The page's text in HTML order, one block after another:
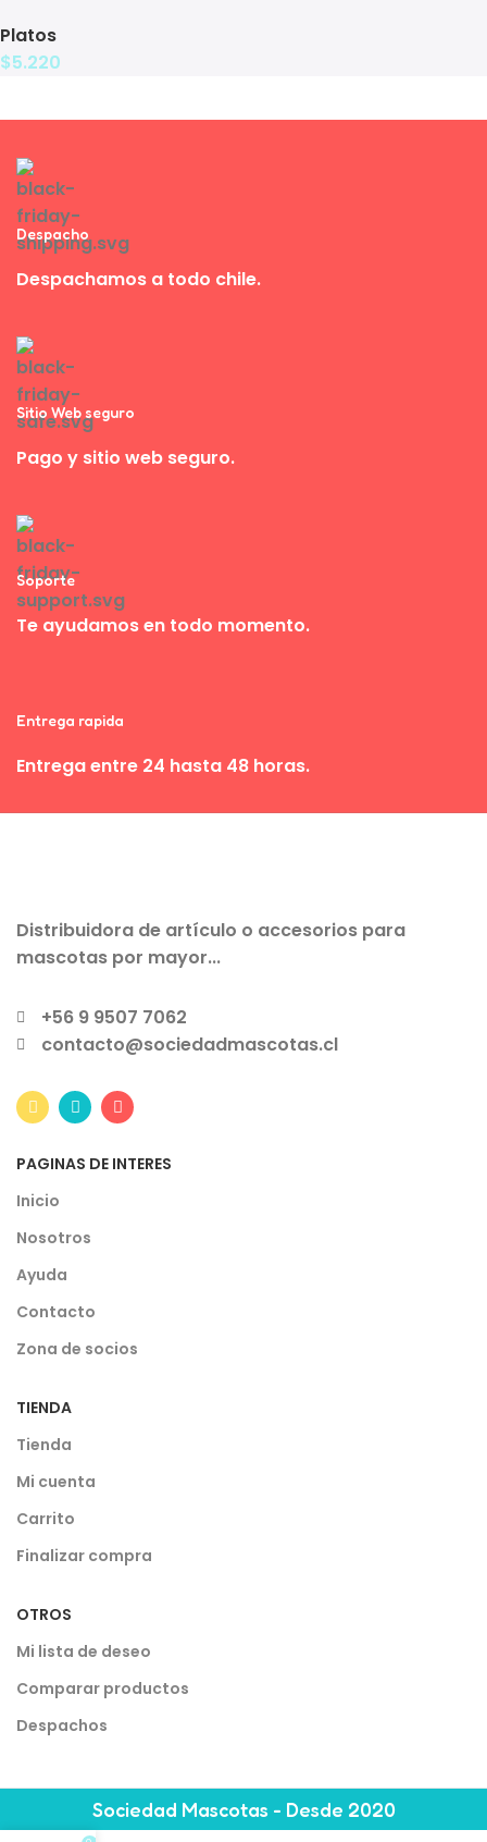
Platos
$5.220
Despacho
Despachamos a todo chile.
Sitio Web seguro
Pago y sitio web seguro.
Soporte
Te ayudamos en todo momento.
Entrega rapida
Entrega entre 24 hasta 48 horas.
Distribuidora de artículo o accesorios para
mascotas por mayor...
+56 9 9507 7062
contacto@sociedadmascotas.cl
PAGINAS DE INTERES
Inicio
Nosotros
Ayuda
Contacto
Zona de socios
TIENDA
Tienda
Mi cuenta
Carrito
Finalizar compra
OTROS
Mi lista de deseo
Comparar productos
Despachos
Sociedad Mascotas - Desde 2020